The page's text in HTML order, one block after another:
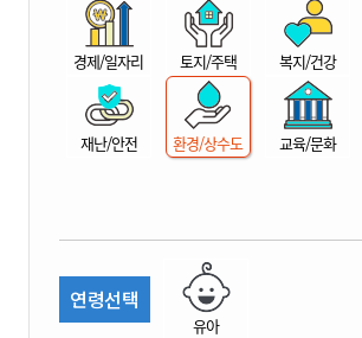
산
경제/일자리 토지/주택 복지/건강
재난/안전 환경/상수도 교육/문화
연령선택
유아